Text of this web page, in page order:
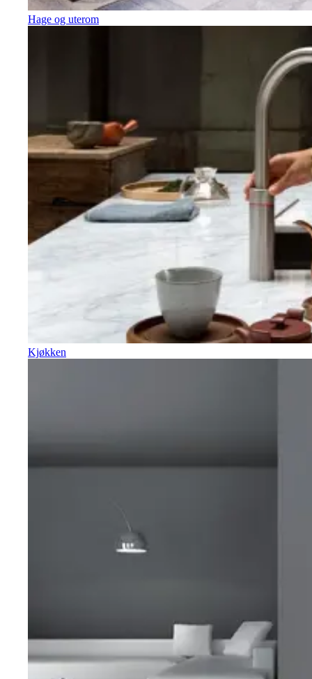
Hage og uterom
Kjøkken